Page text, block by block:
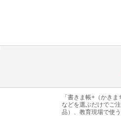
「書きま帳+（かき
などを選ぶだけでご
品）、教育現場で使